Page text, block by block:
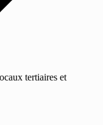
tertiaires et